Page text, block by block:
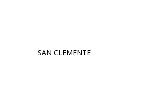
SAN CLEMENTE